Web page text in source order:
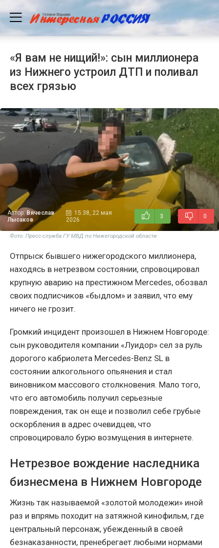
«Я вам не нищий!»: сын миллионера
из Нижнего устроил ДТП и поливал
всех грязью
Автор: Вячеслав
Лысаков
15:38, 22 мая
2026
3 0
Фото: Пресс-служба ГУ МВД по Нижегородской области
Отпрыск бывшего нижегородского миллионера,
находясь в нетрезвом состоянии, спровоцировал
крупную аварию на престижном Mercedes, обозвал
своих подписчиков «быдлом» и заявил, что ему
ничего не грозит.
Громкий инцидент произошел в Нижнем Новгороде:
сын руководителя компании «Луидор» сел за руль
дорогого кабриолета Mercedes-Benz SL в
состоянии алкогольного опьянения и стал
виновником массового столкновения. Мало того,
что его автомобиль получил серьезные
повреждения, так он еще и позволил себе грубые
оскорбления в адрес очевидцев, что
спровоцировало бурю возмущения в интернете.
Нетрезвое вождение наследника
бизнесмена в Нижнем Новгороде
Жизнь так называемой «золотой молодежи» иной
раз и впрямь походит на затяжной кинофильм, где
центральный персонаж, убежденный в своей
безнаказанности, пренебрегает любыми нормами